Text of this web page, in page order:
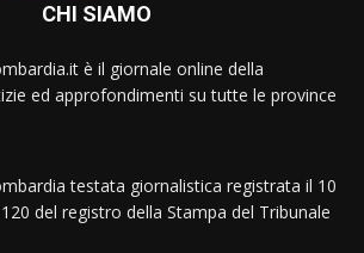
CHI SIAMO
è il giornale online della
ed approfondimenti su tutte le province
testata giornalistica registrata il 10
del registro della Stampa del Tribunale